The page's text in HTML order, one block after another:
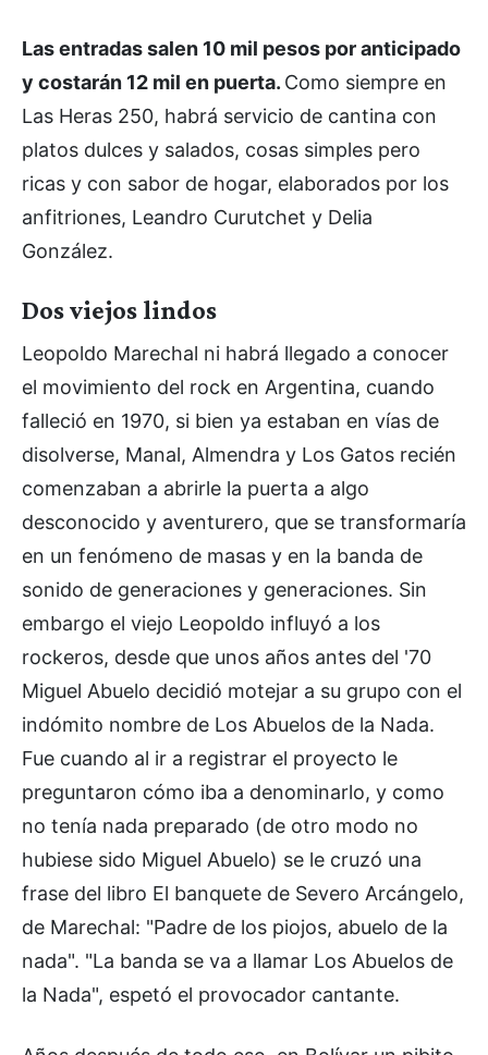
Las entradas salen 10 mil pesos por anticipado
y costarán 12 mil en puerta. Como siempre en
Las Heras 250, habrá servicio de cantina con
platos dulces y salados, cosas simples pero
ricas y con sabor de hogar, elaborados por los
anfitriones, Leandro Curutchet y Delia
González.
Dos viejos lindos
Leopoldo Marechal ni habrá llegado a conocer
el movimiento del rock en Argentina, cuando
falleció en 1970, si bien ya estaban en vías de
disolverse, Manal, Almendra y Los Gatos recién
comenzaban a abrirle la puerta a algo
desconocido y aventurero, que se transformaría
en un fenómeno de masas y en la banda de
sonido de generaciones y generaciones. Sin
embargo el viejo Leopoldo influyó a los
rockeros, desde que unos años antes del '70
Miguel Abuelo decidió motejar a su grupo con el
indómito nombre de Los Abuelos de la Nada.
Fue cuando al ir a registrar el proyecto le
preguntaron cómo iba a denominarlo, y como
no tenía nada preparado (de otro modo no
hubiese sido Miguel Abuelo) se le cruzó una
frase del libro El banquete de Severo Arcángelo,
de Marechal: "Padre de los piojos, abuelo de la
nada". "La banda se va a llamar Los Abuelos de
la Nada", espetó el provocador cantante.